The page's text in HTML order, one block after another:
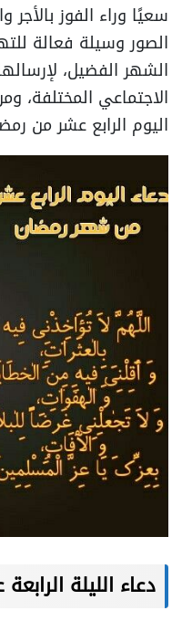
سعيًا وراء الفوز
الصور وسيلة فعالة
الشهر الفضيل،
الاجتماعي المختلفة،
اليوم الرابع عشر من
دعاء الليلة